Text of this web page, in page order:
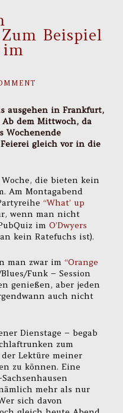
Beispiel
im
ausgehen in Frankfurt,
dem Mittwoch, da
Wochenende
gleich vor in die
die bieten kein
Am Montagabend
“What’ up
wenn man nicht
imO’Dwyers
kein Ratefuchs ist).
man zwar im“Orange
Funk – Session
genießen, aber jeden
auch nicht
Dienstage – begab
zum
Lektüre meiner
zu können. Eine
mehr als nur
sich davon